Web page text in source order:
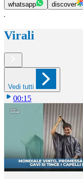
whatsapp discover
Virali
Vedi tutti
00:15